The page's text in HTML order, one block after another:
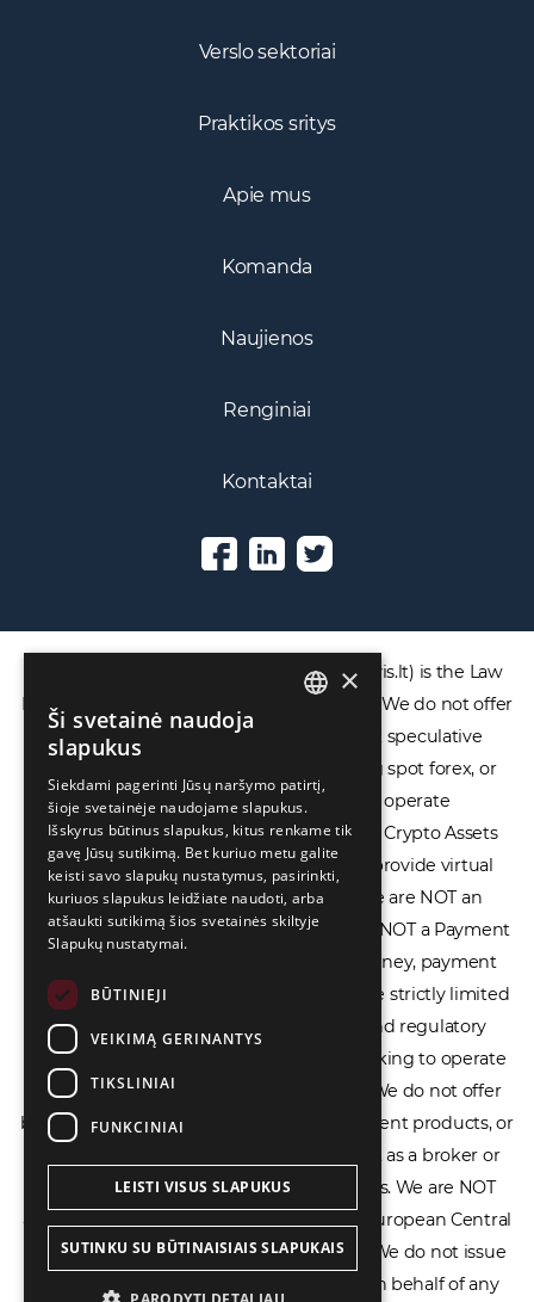
Verslo sektoriai
Praktikos sritys
Apie mus
Komanda
Naujienos
Renginiai
Kontaktai
DISCLAIMER: ECOVIS ProventusLaw (Ecovis.lt) is the Law
Firm and NOT a financial services provider. We do not offer
or provide access to securities, complex speculative
financial products including CFDs, rolling spot forex, or
financial spread betting. We do not operate
cryptocurrency exchanges, we are NOT a Crypto Assets
Service Provider (CASP), and we do not provide virtual
assets software or hardware wallets. We are NOT an
Electronic Money Institution (EMI), we are NOT a Payment
Institution (PI), and we do not issue e-money, payment
services, or IBAN accounts. Our services are strictly limited
to legal advisory, licensing assistance, and regulatory
compliance consulting for businesses seeking to operate
within the EU/EEA financial framework. We do not offer
banking services, loans, insurance, investment products, or
crowdfunding services and we do not act as a broker or
affiliate for any financial trading platforms. We are NOT
affiliated with the Bank of Lithuania, the European Central
Bank, or any other supervisory authority. We do not issue
licenses, permits, or official documents on behalf of any
РУССКИЙ
中文（简体
×
Ši svetainė naudoja
slapukus
Siekdami pagerinti Jūsų naršymo patirtį,
šioje svetainėje naudojame slapukus.
Išskyrus būtinus slapukus, kitus renkame tik
gavę Jūsų sutikimą. Bet kuriuo metu galite
keisti savo slapukų nustatymus, pasirinkti,
kuriuos slapukus leidžiate naudoti, arba
atšaukti sutikimą šios svetainės skiltyje
Slapukų nustatymai.
BŪTINIEJI
VEIKIMĄ GERINANTYS
TIKSLINIAI
FUNKCINIAI
LEISTI VISUS SLAPUKUS
SUTINKU SU BŪTINAISIAIS SLAPUKAIS